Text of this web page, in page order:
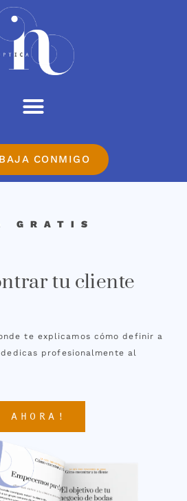
CONMIGO
GRATIS
tu cliente
te explicamos cómo definir a
profesionalmente al
AHORA!